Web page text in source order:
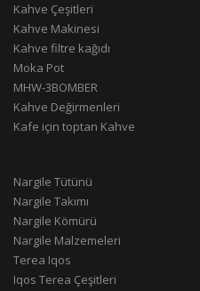
Kahve Çeşitleri
Kahve Makinesi
Kahve filtre kağıdı
Moka Pot
MHW-3BOMBER
Kahve Değirmenleri
Kafe için toptan Kahve
Nargile Tütünü
Nargile Takımı
Nargile Kömürü
Nargile Malzemeleri
Terea Iqos
Iqos Terea Çeşitleri